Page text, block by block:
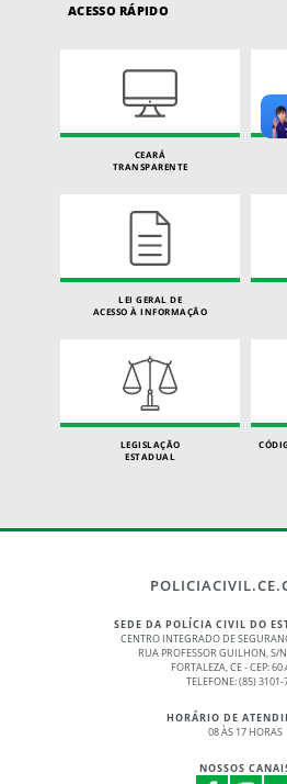
ACESSO RÁPIDO
CEARÁ
TRANSPARENTE
LEI GERAL DE
ACESSO À INFORMAÇÃO
LEGISLAÇÃO
ESTADUAL
SEDE DA POLÍCIA CIVIL DO
CENTRO INTEGRADO DE
RUA PROFESSOR GUILHON, S/
FORTALEZA, CE - CEP:
TELEFONE: (85) 3101-
HORÁRIO DE
08 ÀS 17 HORAS
NOSSOS